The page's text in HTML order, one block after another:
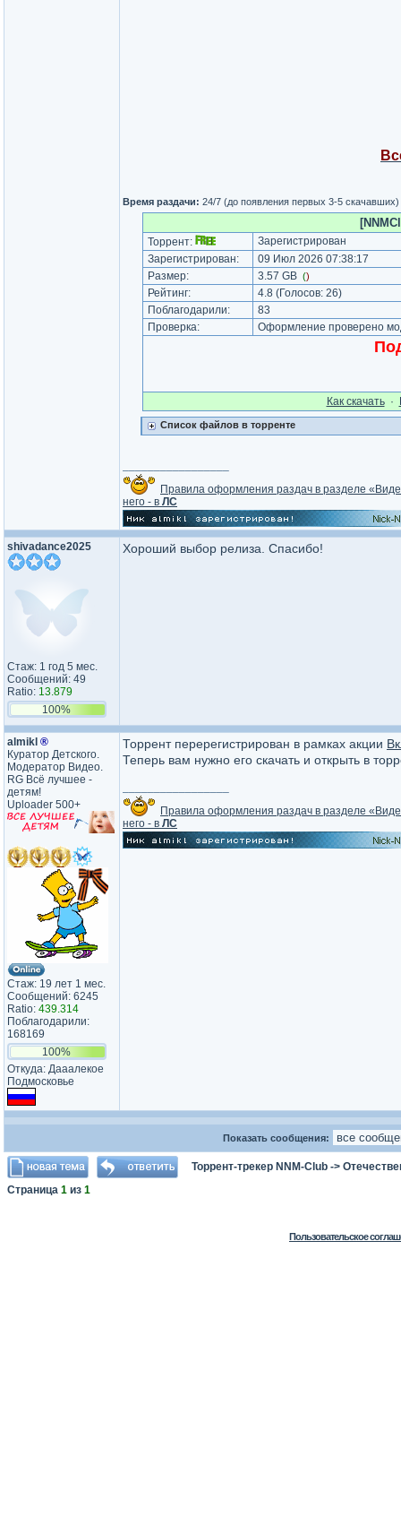
Время раздачи: 24/7 (до появления первых 3-5 скачавших)
Торрент:
Зарегистрирован
Зарегистрирован:
09 Июл 2026 07:38:17
Размер:
3.57 GB ()
Рейтинг: 4.8 (Голосов: 26)
Поблагодарили:
83
Проверка:
Оформление проверено
Как cкачать·
Список файлов в торренте
Правила оформления раздач в разделе
него - в ЛС
shivadance2025
Стаж: 1 год 5 мес.
Сообщений: 49
Ratio: 13.879
100%
Хороший выбор релиза. Спасибо!
almikl ®
Куратор Детского.
Модератор Видео.
RG Всё лучшее -
детям!
Uploader 500+
Стаж: 19 лет 1 мес.
Сообщений: 6245
Ratio: 439.314
Поблагодарили:
168169
100%
Откуда: Дааалекое
Подмосковье
Торрент перерегистрирован в рамках акции
Теперь вам нужно его скачать и открыть в
Правила оформления раздач в разделе
него - в ЛС
Показать сообщения:
Торрент-трекер NNM-Club ->
Страница 1 из 1
Пользовательское